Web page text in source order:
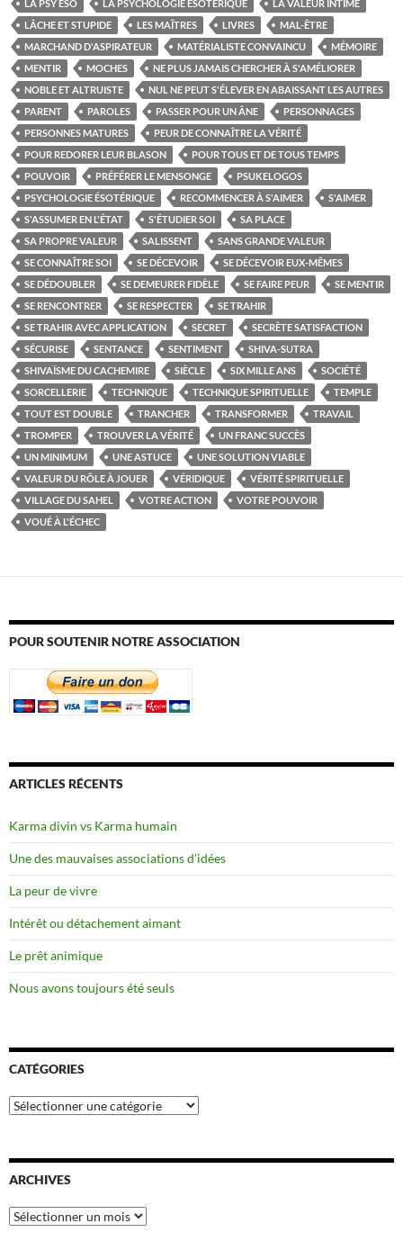
LA PSY ÉSO LA PSYCHOLOGIE ÉSOTÉRIQUE
LA VALEUR INTIME
LÂCHE ET STUPIDE
LES MAÎTRES LIVRES
MAL-ÊTRE
MARCHAND D'ASPIRATEUR
MATÉRIALISTE CONVAINCU
MÉMOIRE
MENTIR
MOCHES
NE PLUS JAMAIS CHERCHER À S'AMÉLIORER
NOBLE ET ALTRUISTE
NUL NE PEUT S'ÉLEVER EN ABAISSANT LES AUTRES
PARENT
PAROLES PASSER POUR UN ÂNE
PERSONNAGES
PERSONNES MATURES
PEUR DE CONNAÎTRE LA VÉRITÉ
POUR REDORER LEUR BLASON
POUR TOUS ET DE TOUS TEMPS
POUVOIR
PRÉFÉRER LE MENSONGE
PSUKELOGOS
PSYCHOLOGIE ÉSOTÉRIQUE
RECOMMENCER À S'AIMER
S'AIMER
S'ASSUMER EN L'ÉTAT
S'ÉTUDIER SOI
SA PLACE
SA PROPRE VALEUR
SALISSENT
SANS GRANDE VALEUR
SE CONNAÎTRE SOI
SE DÉCEVOIR
SE DÉCEVOIR EUX-MÊMES
SE DÉDOUBLER
SE DEMEURER FIDÈLE SE FAIRE PEUR
SE MENTIR
SE RENCONTRER
SE RESPECTER
SE TRAHIR
SE TRAHIR AVEC APPLICATION
SECRET
SECRÈTE SATISFACTION
SÉCURISE
SENTANCE SENTIMENT
SHIVA-SUTRA
SHIVAÏSME DU CACHEMIRE
SIÈCLE SIX MILLE ANS
SOCIÉTÉ
SORCELLERIE
TECHNIQUE TECHNIQUE SPIRITUELLE
TEMPLE
TOUT EST DOUBLE
TRANCHER TRANSFORMER
TRAVAIL
TROMPER
TROUVER LA VÉRITÉ
UN FRANC SUCCÈS
UN MINIMUM
UNE ASTUCE
UNE SOLUTION VIABLE
VALEUR DU RÔLE À JOUER
VÉRIDIQUE
VÉRITÉ SPIRITUELLE
VILLAGE DU SAHEL
VOTRE ACTION
VOTRE POUVOIR
VOUÉ À L'ÉCHEC
POUR SOUTENIR NOTRE ASSOCIATION
ARTICLES RÉCENTS
Karma divin vs Karma humain
Une des mauvaises associations d’idées
La peur de vivre
Intérêt ou détachement aimant
Le prêt animique
Nous avons toujours été seuls
CATÉGORIES
Catégories
ARCHIVES
Archives